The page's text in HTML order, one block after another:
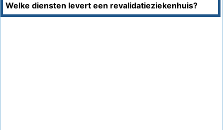
Aandoeningen En Behandelingen Mond- En Tandzorg
Welke diensten levert een revalidatieziekenhuis?